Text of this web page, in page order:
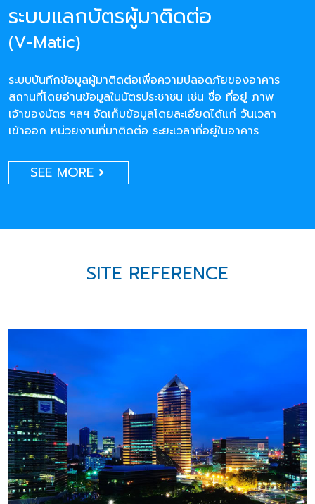
ระบบแลกบัตรผู้มาติดต่อ
(V-Matic)
ระบบบันทึกข้อมูลผู้มาติดต่อเพื่อความปลอดภัยของอาคาร
สถานที่โดยอ่านข้อมูลในบัตรประชาชน เช่น ชื่อ ที่อยู่ ภาพ
เจ้าของบัตร ฯลฯ จัดเก็บข้อมูลโดยละเอียดได้แก่ วันเวลา
เข้าออก หน่วยงานที่มาติดต่อ ระยะเวลาที่อยู่ในอาคาร
SEE MORE
SITE REFERENCE